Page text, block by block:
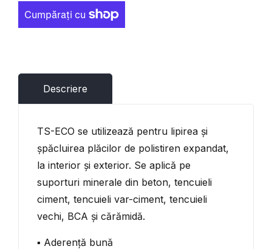
Descriere
TS-ECO se utilizează pentru lipirea și
șpăcluirea plăcilor de polistiren expandat,
la interior și exterior. Se aplică pe
suporturi minerale din beton, tencuieli
ciment, tencuieli var-ciment, tencuieli
vechi, BCA și cărămidă.
▪ Aderență bună